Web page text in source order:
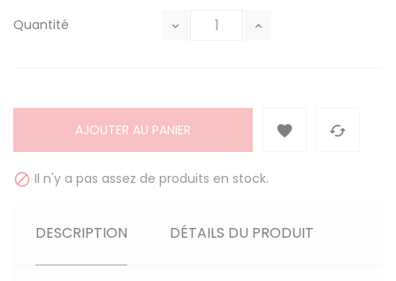
Quantité
AJOUTER AU PANIER  
 Il n'y a pas assez de produits en stock.
DESCRIPTION DÉTAILS DU PRODUIT